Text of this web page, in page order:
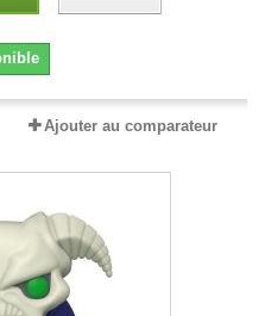
Ajouter au comparateur